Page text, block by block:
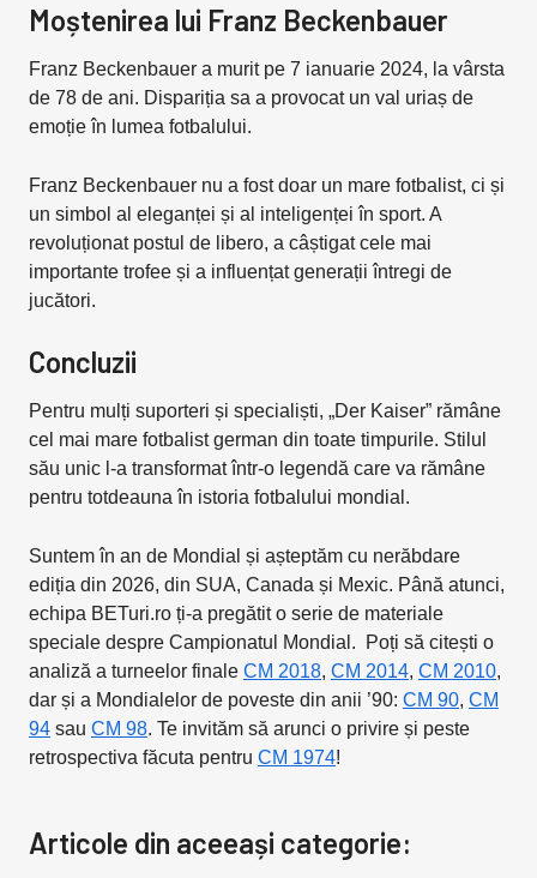
Moștenirea lui Franz Beckenbauer
Franz Beckenbauer a murit pe 7 ianuarie 2024, la vârsta
de 78 de ani. Dispariția sa a provocat un val uriaș de
emoție în lumea fotbalului.
Franz Beckenbauer nu a fost doar un mare fotbalist, ci și
un simbol al eleganței și al inteligenței în sport. A
revoluționat postul de libero, a câștigat cele mai
importante trofee și a influențat generații întregi de
jucători.
Concluzii
Pentru mulți suporteri și specialiști, „Der Kaiser” rămâne
cel mai mare fotbalist german din toate timpurile. Stilul
său unic l-a transformat într-o legendă care va rămâne
pentru totdeauna în istoria fotbalului mondial.
Suntem în an de Mondial și așteptăm cu nerăbdare
ediția din 2026, din SUA, Canada și Mexic. Până atunci,
echipa BETuri.ro ți-a pregătit o serie de materiale
speciale despre Campionatul Mondial. Poți să citești o
analiză a turneelor finale CM 2018, CM 2014, CM 2010,
dar și a Mondialelor de poveste din anii ’90: CM 90, CM
94 sau CM 98. Te invităm să arunci o privire și peste
retrospectiva făcuta pentru CM 1974!
Articole din aceeași categorie: